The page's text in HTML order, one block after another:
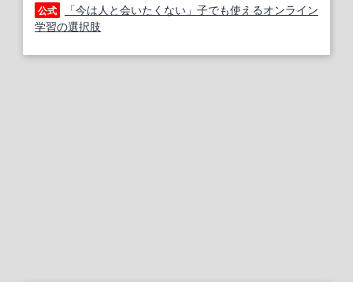
公式
「今は人と会いたくない」子でも使えるオンライン
学習の選択肢